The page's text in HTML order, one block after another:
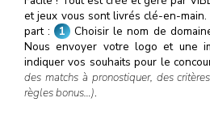
et jeux vous sont livrés clé-en-
part : 1 Choisir le nom de
Nous envoyer votre logo et une
indiquer vos souhaits pour le
des matchs à pronostiquer, des
règles bonus…).